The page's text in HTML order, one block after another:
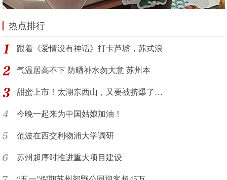
热点排行
跟着《爱情没有神话》打卡芦墟，苏式浪
气温居高不下 防晒补水勿大意 苏州本
甜蜜上市！太湖东西山，又要被挤爆了…
今晚一起来为中国姑娘加油！
范波在西交利物浦大学调研
苏州超序时推进重大项目建设